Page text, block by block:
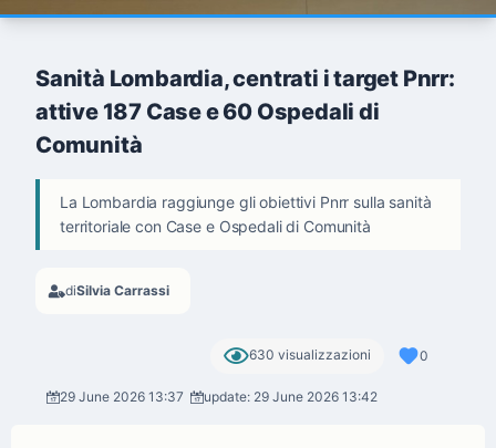
Sanità Lombardia, centrati i target Pnrr:
attive 187 Case e 60 Ospedali di
Comunità
La Lombardia raggiunge gli obiettivi Pnrr sulla sanità
territoriale con Case e Ospedali di Comunità
diSilvia Carrassi
630 visualizzazioni 0
29 June 2026 13:37 update: 29 June 2026 13:42